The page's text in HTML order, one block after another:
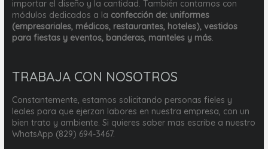
importar el diseño y la cantidad. También contamos con
módulos dedicados a la confección de: uniformes
(empresariales, médicos, restaurantes, hoteles), vestidos
para fiestas y eventos, banderas, manteles y más.
TRABAJA CON NOSOTROS
Constantemente, estamos solicitando personas fieles y
leales para que ejerzan labores en nuestra empresa, con un
bien trato y ambiente. Si quieres saber mas escribe a nuestro
WhatsApp (829) 694-3467.